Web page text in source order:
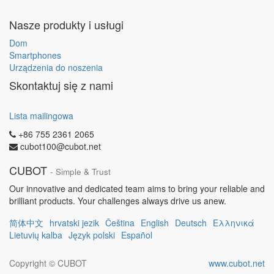
Nasze produkty i usługi
Dom
Smartphones
Urządzenia do noszenia
Skontaktuj się z nami
Lista mailingowa
+86 755 2361 2065
cubot100@cubot.net
CUBOT - Simple & Trust
Our innovative and dedicated team aims to bring your reliable and
brilliant products. Your challenges always drive us anew.
简体中文 hrvatski jezik Čeština English Deutsch Ελληνικά
Lietuvių kalba Język polski Español
www.cubot.net
Copyright © CUBOT